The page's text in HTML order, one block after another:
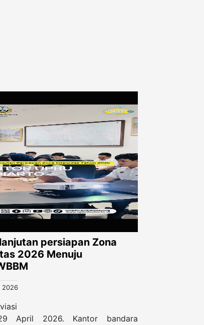
persiapan Zona
2026 Menuju
2026
April 2026. Kantor bandara